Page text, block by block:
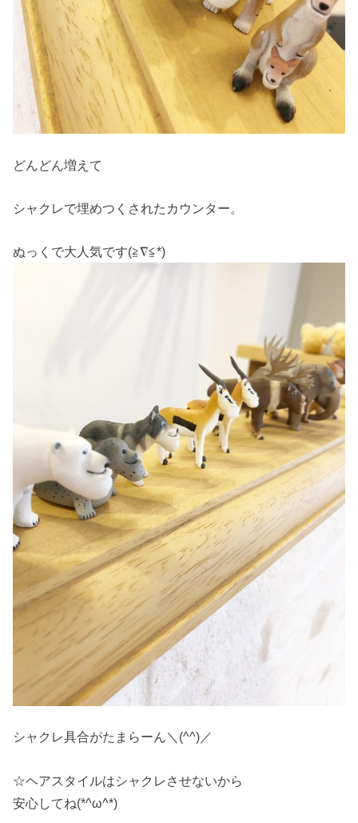
どんどん増えて
シャクレで埋めつくされたカウンター。
ぬっくで大人気です(≧∇≦*)
シャクレ具合がたまらーん＼(^^)／
☆ヘアスタイルはシャクレさせないから
安心してね(*^ω^*)